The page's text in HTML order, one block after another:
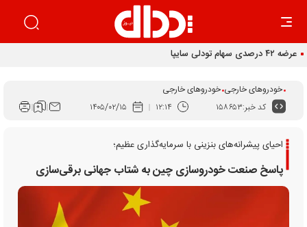
عرضه ۴۲ درصدی سهام تودلی سایپا
خودروهای خارجی خودروهای خارجی
کد خبر:۱۵۸۶۵۳ ۱۲:۱۴ ۱۴۰۵/۰۲/۱۵
احیای پیشرانه‌های بنزینی با سرمایه‌گذاری‌ عظیم؛
پاسخ صنعت خودروسازی چین به شتاب جهانی برقی‌سازی